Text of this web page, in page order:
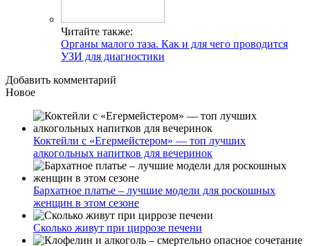
Читайте также:
Органы малого таза. Как и для чего проводится
УЗИ для диагностики
Добавить комментарий
Новое
Коктейли с «Егермейстером» — топ лучших
алкогольных напитков для вечеринок
Бархатное платье – лучшие модели для роскошных
женщин в этом сезоне
Сколько живут при циррозе печени